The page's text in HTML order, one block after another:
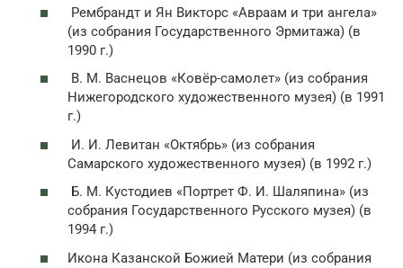
Рембрандт и Ян Викторс «Авраам и три ангела»
(из собрания Государственного Эрмитажа) (в
1990 г.)
В. М. Васнецов «Ковёр-самолет» (из собрания
Нижегородского художественного музея) (в 1991
г.)
И. И. Левитан «Октябрь» (из собрания
Самарского художественного музея) (в 1992 г.)
Б. М. Кустодиев «Портрет Ф. И. Шаляпина» (из
собрания Государственного Русского музея) (в
1994 г.)
Икона Казанской Божией Матери (из собрания